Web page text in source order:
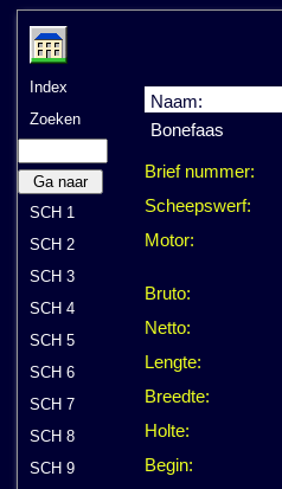
Index
Zoeken
Ga naar
SCH 1
SCH 2
SCH 3
SCH 4
SCH 5
SCH 6
SCH 7
SCH 8
SCH 9
Naam:
Bonefaas
Brief nummer:
Scheepswerf:
Motor:
Bruto:
Netto:
Lengte:
Breedte:
Holte:
Begin: